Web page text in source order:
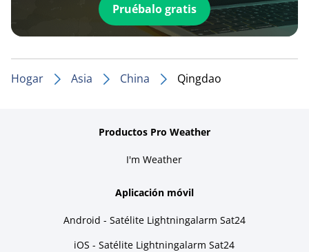
Pruébalo gratis
Hogar Asia China Qingdao
Productos Pro Weather
I'm Weather
Aplicación móvil
Android - Satélite Lightningalarm Sat24
iOS - Satélite Lightningalarm Sat24